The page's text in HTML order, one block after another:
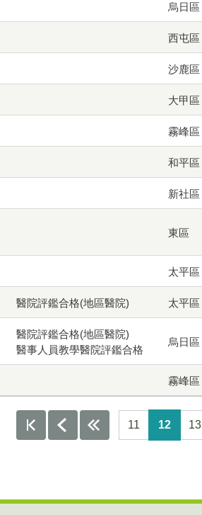
烏日區
西屯區
沙鹿區
大甲區
霧峰區
和平區
新社區
東區
太平區
醫院評鑑合格(地區醫院) 太平區
醫院評鑑合格(地區醫院)
醫事人員教學醫院評鑑合格
烏日區
霧峰區
11 12 13